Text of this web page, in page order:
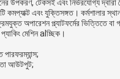
উপকরণ, টেকসই এবং নির্ভরযোগ্য দ্বারা
কমপ্যাক্ট এবং যুক্তিসঙ্গত। কর্মশালার
অপারেশন প্ল্যাটফর্মের ভিত্তিতে বা
মেশিন alচ্ছিক।
পারফরম্যান্স;
আউটপুট;